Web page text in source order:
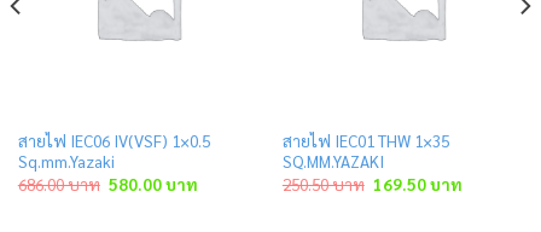
สายไฟ IEC06 IV(VSF) 1×0.5
Sq.mm.Yazaki
686.00บาท Original
price
580.00บาทCurrent
price
สายไฟ IEC01 THW 1×35
SQ.MM.YAZAKI
250.50บาท Original
price
169.50บาทCurrent
price